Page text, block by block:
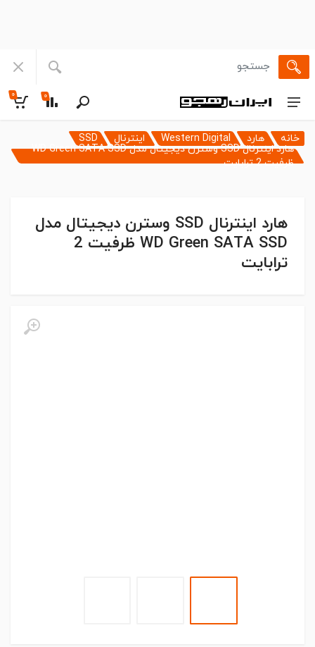
۰ ۰
خانه هارد Western Digital اینترنال SSD
هارد اینترنال SSD وسترن دیجیتال مدل WD Green SATA SSD
ظرفیت 2 ترابایت
هارد اینترنال SSD وسترن دیجیتال مدل
WD Green SATA SSD ظرفیت 2
ترابایت